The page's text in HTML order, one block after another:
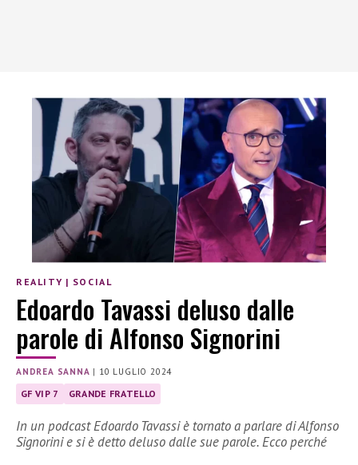
REALITY | SOCIAL
Edoardo Tavassi deluso dalle
parole di Alfonso Signorini
ANDREA SANNA | 10 LUGLIO 2024
GF VIP 7 GRANDE FRATELLO
In un podcast Edoardo Tavassi è tornato a parlare di Alfonso
Signorini e si è detto deluso dalle sue parole. Ecco perché